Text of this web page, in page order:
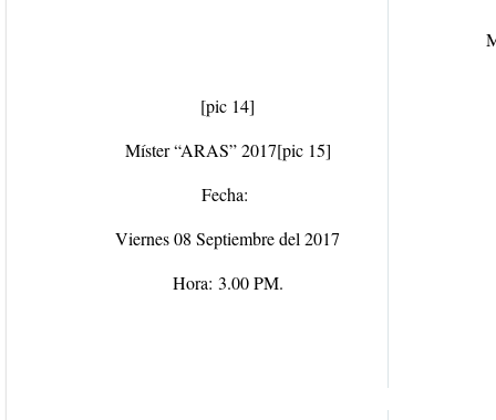
[pic 14]
Míster “ARAS” 2017[pic 15]
Fecha:
Viernes 08 Septiembre del 2017
Hora: 3.00 PM.